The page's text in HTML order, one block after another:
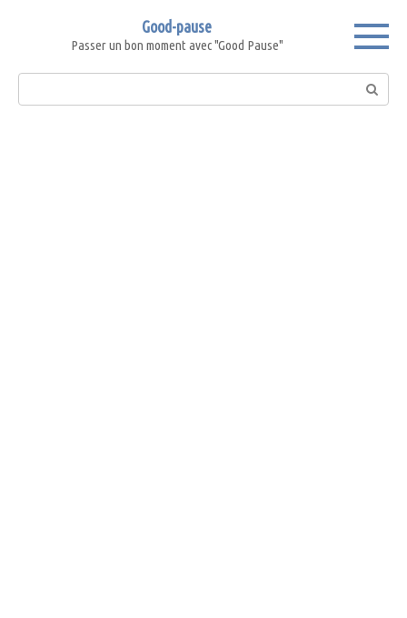
Good-pause
Passer un bon moment avec "Good Pause"
Search: